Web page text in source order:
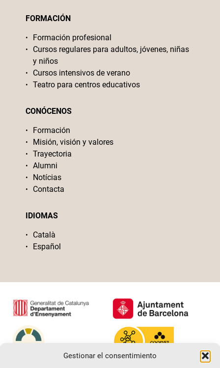
Gestionar el consentimiento
FORMACIÓN
Formación profesional
Cursos regulares para adultos, jóvenes, niñas
y niños
Cursos intensivos de verano
Teatro para centros educativos
CONÓCENOS
Formación
Misión, visión y valores
Trayectoria
Alumni
Notícias
Contacta
IDIOMAS
Català
Español